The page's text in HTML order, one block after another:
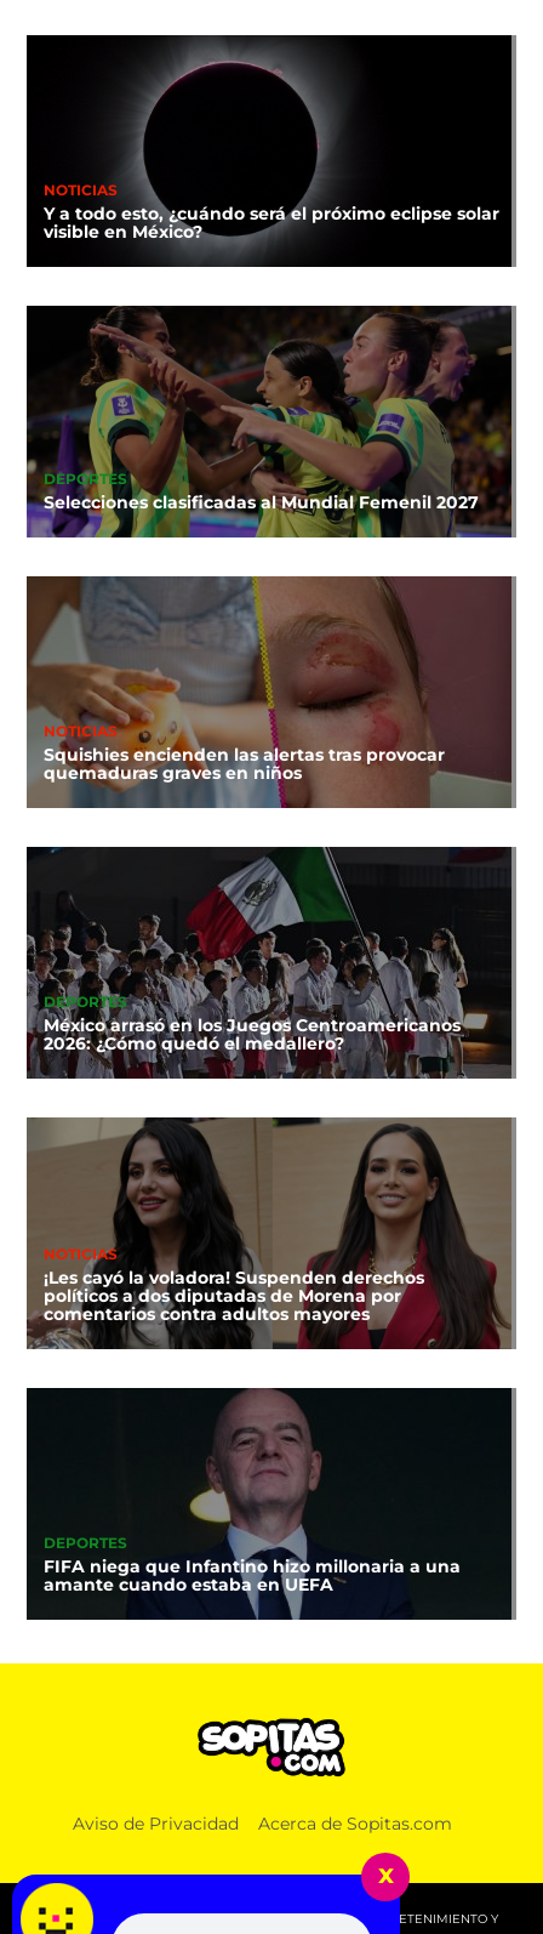
NOTICIAS
Y a todo esto, ¿cuándo será el próximo eclipse solar
visible en México?
DEPORTES
Selecciones clasificadas al Mundial Femenil 2027
NOTICIAS
Squishies encienden las alertas tras provocar
quemaduras graves en niños
DEPORTES
México arrasó en los Juegos Centroamericanos
2026: ¿Cómo quedó el medallero?
NOTICIAS
¡Les cayó la voladora! Suspenden derechos
políticos a dos diputadas de Morena por
comentarios contra adultos mayores
DEPORTES
FIFA niega que Infantino hizo millonaria a una
amante cuando estaba en UEFA
Aviso de Privacidad Acerca de Sopitas.com
© 2026 SOPITAS.COM - MÚSICA, NOTICIAS, DEPORTES, ENTRETENIMIENTO Y
x